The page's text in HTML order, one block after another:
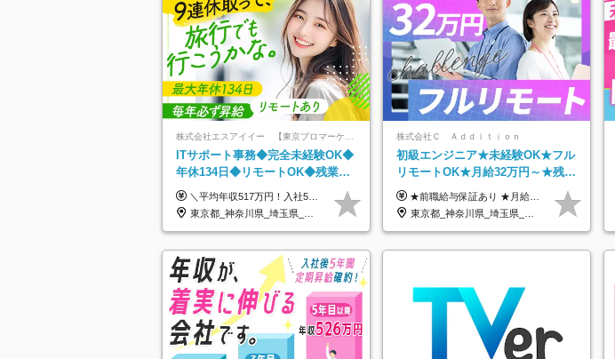
ITサポート事務◆完全未経験OK◆
年休134日◆リモートOK◆残業月
7h以下◆賞与年3回◆5年目まで必
ず昇給
＼平均年収517万円！入社5年目まで毎年必ず昇給／ ■賞与年3回 ■年収800万円以上も可 ■入社3年以上の平均年収469.2万円 月給23万2000円以上＋賞与年3回＋各種手当 ☆入社5年目まで最大1万5000円の定期昇給を確約 ┃各種手当充実 ・規定の資格を取得すれば、2000円～5万円を毎月支給（2万4000円～60万円／年） ・研修中に取得した取得率95％の資格でも研修後の給料UP ※月給は年齢・経験・能力を考慮して、優遇いたします ※上記月給金額は固定残業代（20時間/3万1300円円以上）を含み、超過分は別途支給いたします ※試用期間（6ヶ月）は月給に変動はありますが、その他待遇に差異はありません ├入社後1ヶ月～3ヶ月間は、月給20万1900円となります └上記金額は固定残業代（10時間／1万6000円）を含み、超過分は別途支給いたします
東京都_神奈川県_埼玉県_千葉県_大阪府_愛知県_北海道_青森県_岩手県_宮城県_秋田県_山形県_福島県_茨城県_栃木県_群馬県_新潟県_山梨県_長野県_富山県_石川県_福井県_静岡県_岐阜県_三重県_兵庫県_京都府_滋賀県_奈良県_和歌山県_広島県_岡山県_鳥取県_島根県_山口県_徳島県_香川県_愛媛県_高知県_福岡県_熊本県_佐賀県_長崎県_大分県_宮崎県_鹿児島県_沖縄県
株式会社Ｃ Ａｄｄｉｔｉｏｎ
初級エンジニア★未経験OK★フル
リモートOK★月給32万円～★残業
月10h＆年休120日以上★副業可
★前職給与保証あり ★月給32万円以上＋インセンティブあり 月給32万円以上＋インセンティブ＋各種手当 ※上記には固定残業代（月30時間・44,400円～）を含みます ※超過分は別途支給します ※試用期間はございません ★＼成果＝あなたの収入／★ 【1】案件単価ー8万円＝あなたの給与 参画したプロジェクトの案件単価から 一律8万円引いた金額があなたの給与です！ （月給例） ■1人称での構築・小規模な詳細設計 案件単価55万円ー8万円＝月給47万円（還元率85.5%） ■大型案件の設計・構築やプロジェクト管理 案件単価90万円ー8万円＝月給82万円（還元率91.1%） ‥‥‥‥‥‥‥‥‥‥‥‥‥‥‥‥‥‥ 【2】月給の他にも豊富なインセンティブあり 全員が月3～13万円のインセンティブをゲットしています！ ≪インセンティブ制度≫ 稼働している現場で増員・交代が発生し、 当社の人員を配属が決定した際に支給。 ◇C Addition正社員が参画 ：実粗利の10%／毎月 ◇協力会社所属の社員が参画：実粗利の30%／毎月 ≪リファラル制度≫ あなたの知り合いが当社のメンバーになった際に、 毎月1人あたり2万円支給します◎ ‥‥‥‥‥‥‥‥‥‥‥‥‥‥‥‥‥‥
東京都_神奈川県_埼玉県_千葉県_大阪府_愛知県_北海道_青森県_岩手県_宮城県_秋田県_山形県_福島県_茨城県_栃木県_群馬県_新潟県_山梨県_長野県_富山県_石川県_福井県_静岡県_岐阜県_三重県_兵庫県_京都府_滋賀県_奈良県_和歌山県_広島県_岡山県_鳥取県_島根県_山口県_徳島県_香川県_愛媛県_高知県_福岡県_熊本県_佐賀県_長崎県_大分県_宮崎県_鹿児島県_沖縄県